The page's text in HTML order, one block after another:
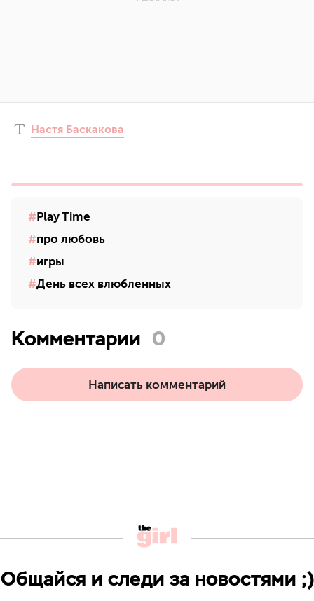
Настя Баскакова
Play Time
про любовь
игры
День всех влюбленных
Комментарии 0
Написать комментарий
Общайся и следи за новостями ;)